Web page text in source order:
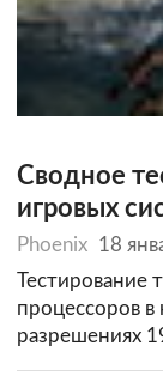
Сводное
игровых
Phoenix 18
Тестирование
процессоров
разрешениях